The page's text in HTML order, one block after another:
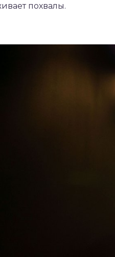
похвалы.